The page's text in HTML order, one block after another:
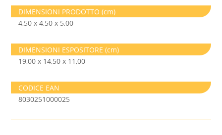
DIMENSIONI PRODOTTO (cm)
4,50 x 4,50 x 5,00
DIMENSIONI ESPOSITORE (cm)
19,00 x 14,50 x 11,00
CODICE EAN
8030251000025